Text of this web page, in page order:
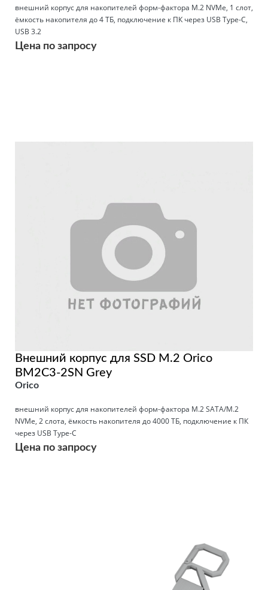
внешний корпус для накопителей форм-фактора M.2 NVMe, 1 слот,
ёмкость накопителя до 4 ТБ, подключение к ПК через USB Type-C,
USB 3.2
Цена по запросу
Внешний корпус для SSD M.2 Orico
BM2C3-2SN Grey
Orico
внешний корпус для накопителей форм-фактора M.2 SATA/M.2
NVMe, 2 слота, ёмкость накопителя до 4000 ТБ, подключение к ПК
через USB Type-C
Цена по запросу